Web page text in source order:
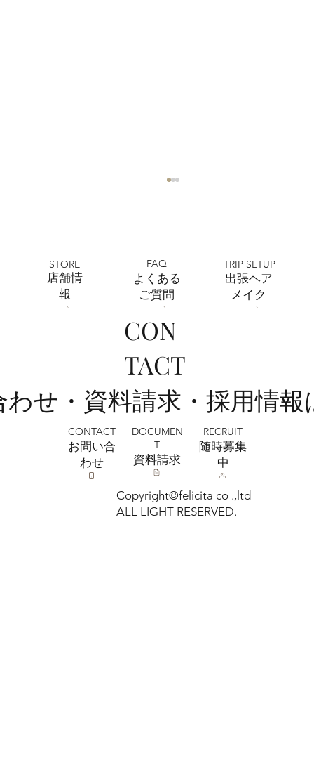
全店舗 ★ゴールデンウィークの営業に
Copyright©felicita co .,ltd
ALL LIGHT RESERVED.
CON
TACT
せ・資料請求・採用情
CONTACT
お問い合
わせ
DOCUMEN
T
​資料請求
RECRUIT
​随時募集
中
STORE
​店舗情
報
FAQ
よくある
ご質問
TRIP SETUP
出張ヘア
メイク